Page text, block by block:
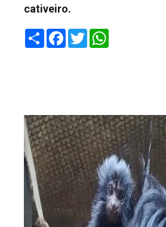
cativeiro.
ShareFacebook
Twitter